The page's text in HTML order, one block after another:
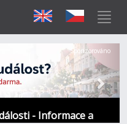
- Informace a
Další
Sponzorováno